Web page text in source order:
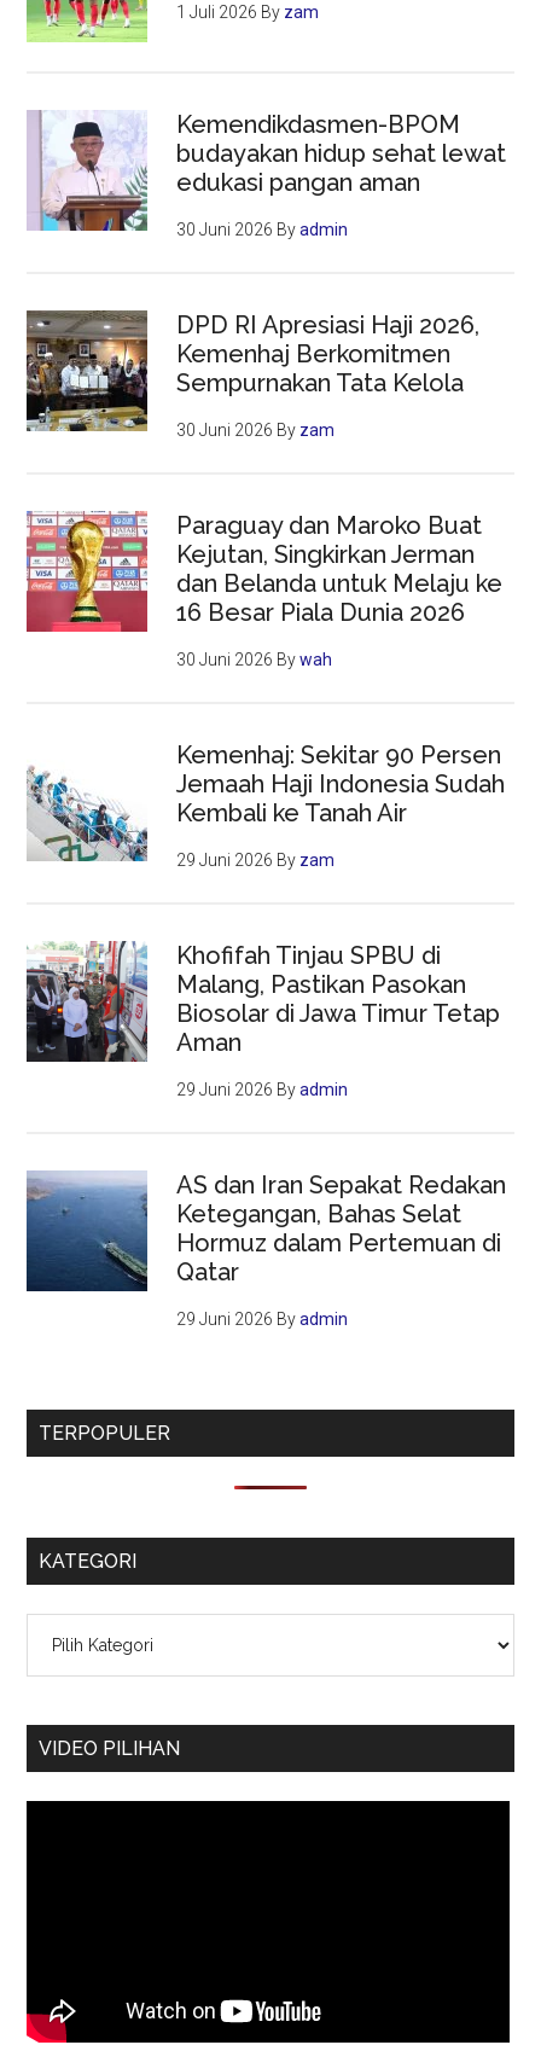
1 Juli 2026 By zam
Kemendikdasmen-BPOM
budayakan hidup sehat lewat
edukasi pangan aman
30 Juni 2026 Byadmin
DPD RI Apresiasi Haji 2026,
Kemenhaj Berkomitmen
Sempurnakan Tata Kelola
30 Juni 2026 By zam
Paraguay dan Maroko Buat
Kejutan, Singkirkan Jerman
dan Belanda untuk Melaju ke
16 Besar Piala Dunia 2026
30 Juni 2026 Bywah
Kemenhaj: Sekitar 90 Persen
Jemaah Haji Indonesia Sudah
Kembali ke Tanah Air
29 Juni 2026 By zam
Khofifah Tinjau SPBU di
Malang, Pastikan Pasokan
Biosolar di Jawa Timur Tetap
Aman
29 Juni 2026 Byadmin
AS dan Iran Sepakat Redakan
Ketegangan, Bahas Selat
Hormuz dalam Pertemuan di
Qatar
29 Juni 2026 Byadmin
TERPOPULER
KATEGORI
VIDEO PILIHAN